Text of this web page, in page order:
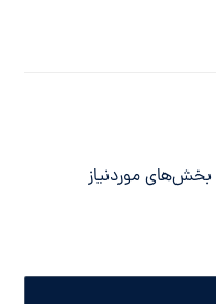
بخش‌های موردنیاز